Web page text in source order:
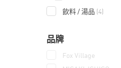
飲料 / 湯品 (4)
品牌
Fox Village